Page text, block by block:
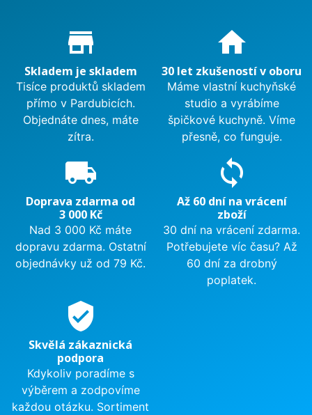
Proč nakupovat u nás?
store_mall_directory
Skladem je skladem
Tisíce produktů skladem
přímo v Pardubicích.
Objednáte dnes, máte
zítra.
home
30 let zkušeností v oboru
Máme vlastní kuchyňské
studio a vyrábíme
špičkové kuchyně. Víme
přesně, co funguje.
local_shipping
Doprava zdarma od
3 000 Kč
Nad 3 000 Kč máte
dopravu zdarma. Ostatní
objednávky už od 79 Kč.
sync
Až 60 dní na vrácení
zboží
30 dní na vrácení zdarma.
Potřebujete víc času? Až
60 dní za drobný
poplatek.
verified_user
Skvělá zákaznická
podpora
Kdykoliv poradíme s
výběrem a zodpovíme
každou otázku. Sortiment